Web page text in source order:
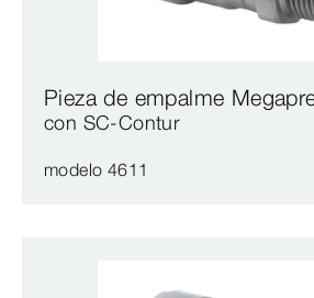
Pieza de empalme
con SC‑Contur
modelo 4611